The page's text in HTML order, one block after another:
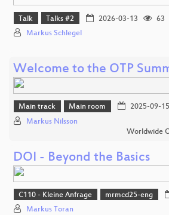
Talk Talks #2 2026-03-13
63
Markus Schlegel
Welcome to the OTP
Main track Main room 2025-09-15
Markus Nilsson
Worldwide
DOI - Beyond the Basics
C110 - Kleine Anfrage mrmcd25-eng
Markus Toran